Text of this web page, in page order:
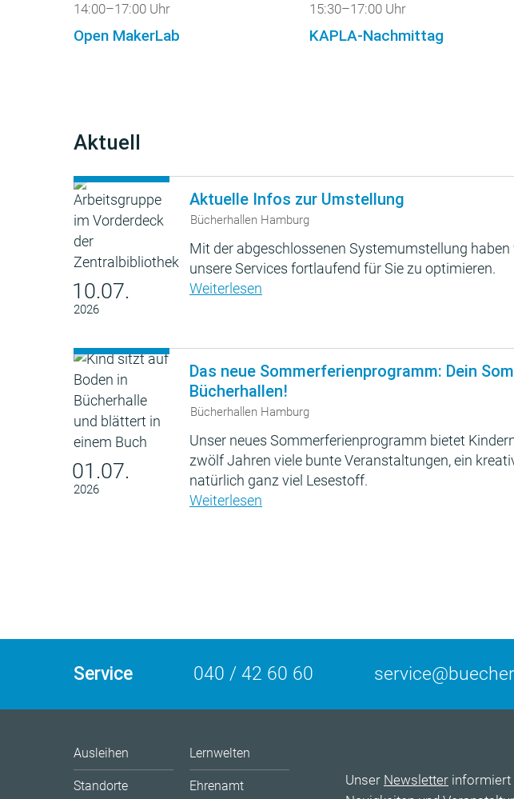
14:00–17:00 Uhr
Open MakerLab
15:30–17:00 Uhr
KAPLA-Nachmittag
Aktuell
10.07.
2026
Aktuelle Infos zur Umstellung
Bücherhallen Hamburg
Mit der abgeschlossenen Systemumstellung
unsere Services fortlaufend für Sie zu optimieren.
Weiterlesen
01.07.
2026
Das neue Sommerferienprogramm: Dein
Bücherhallen!
Bücherhallen Hamburg
Unser neues Sommerferienprogramm bietet
zwölf Jahren viele bunte Veranstaltungen, ein
natürlich ganz viel Lesestoff.
Weiterlesen
Service 040 / 42 60 60
Ausleihen
Standorte
Lernwelten
Ehrenamt Unser Newsletter informiert